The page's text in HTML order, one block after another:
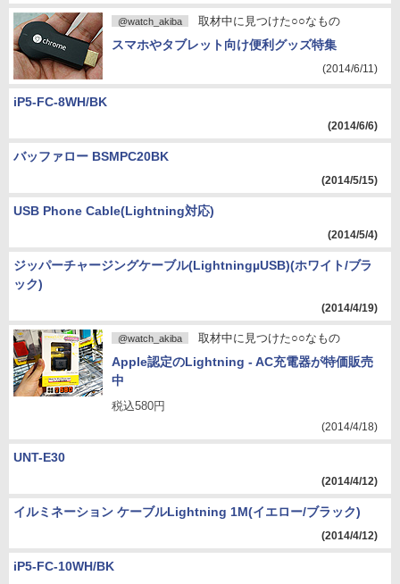
@watch_akiba 取材中に見つけた○○なもの
スマホやタブレット向け便利グッズ特集
(2014/6/11)
iP5-FC-8WH/BK
(2014/6/6)
バッファロー BSMPC20BK
(2014/5/15)
USB Phone Cable(Lightning対応)
(2014/5/4)
ジッパーチャージングケーブル(LightningµUSB)(ホワイト/ブラ
ック)
(2014/4/19)
@watch_akiba 取材中に見つけた○○なもの
Apple認定のLightning - AC充電器が特価販売
中
税込580円
(2014/4/18)
UNT-E30
(2014/4/12)
イルミネーション ケーブルLightning 1M(イエロー/ブラック)
(2014/4/12)
iP5-FC-10WH/BK